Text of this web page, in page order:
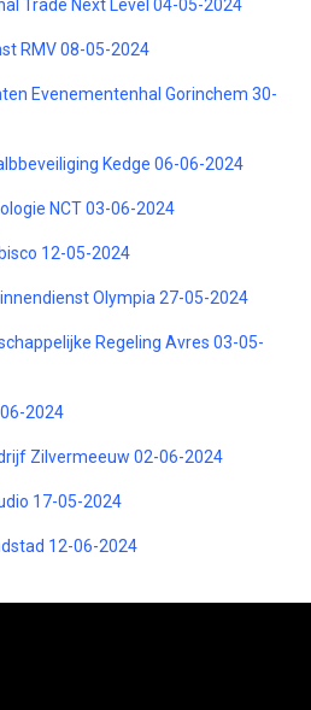
Trade Next Level 04-05-2024
RMV 08-05-2024
Evenementenhal Gorinchem 30-
Kedge 06-06-2024
NCT 03-06-2024
12-05-2024
Olympia 27-05-2024
Regeling Avres 03-05-
2024
Zilvermeeuw 02-06-2024
17-05-2024
12-06-2024